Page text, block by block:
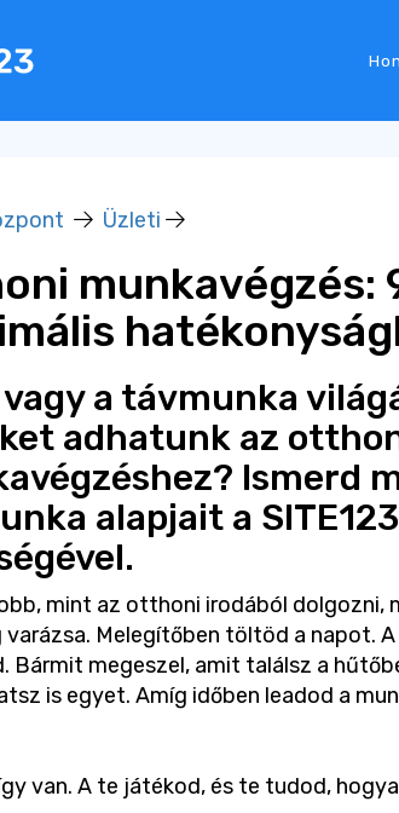
Üzleti
munkavégzés:
vagy a távmunka
adhatunk az
Ismerd
alapjait a SITE123
mint az otthoni irodából dolgozni,
varázsa. Melegítőben töltöd a napot.
Bármit megeszel, amit találsz a
is egyet. Amíg időben leadod a
van. A te játékod, és te tudod,